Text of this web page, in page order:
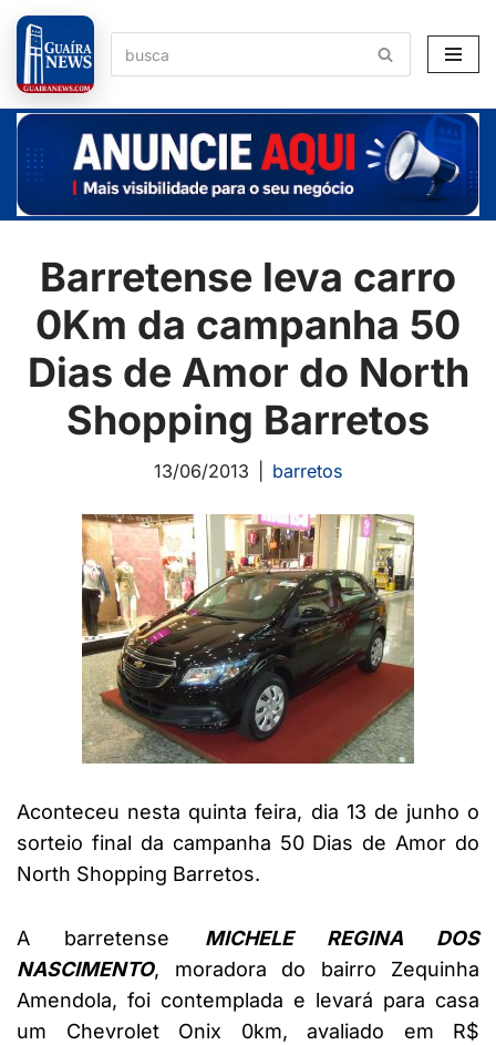
Pular
para
o
conteúdo
Barretense leva carro
0Km da campanha 50
Dias de Amor do North
Shopping Barretos
13/06/2013 barretos
Aconteceu nesta quinta feira, dia 13 de junho o
sorteio final da campanha 50 Dias de Amor do
North Shopping Barretos.
A barretense MICHELE REGINA DOS
NASCIMENTO, moradora do bairro Zequinha
Amendola, foi contemplada e levará para casa
um Chevrolet Onix 0km, avaliado em R$